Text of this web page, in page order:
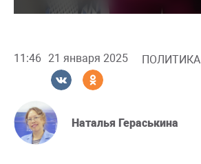
11:46 21 января 2025 ПОЛИТИКА
Наталья Гераськина